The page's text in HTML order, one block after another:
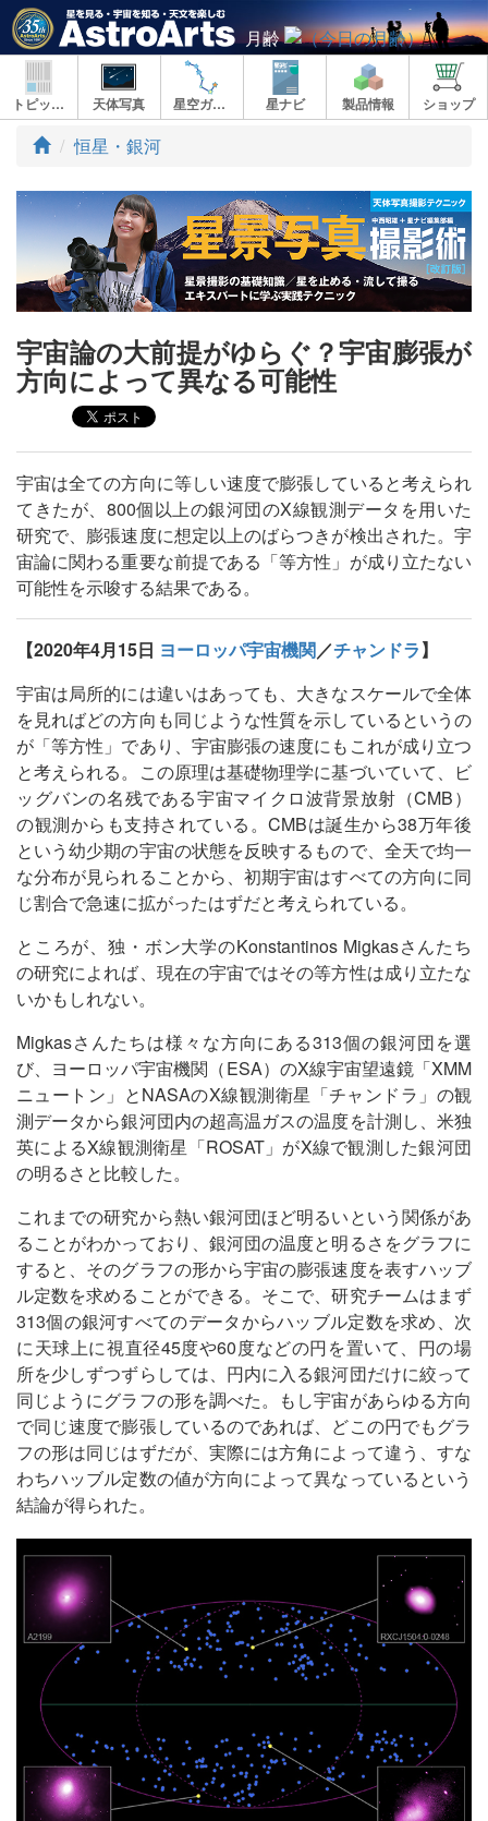
月齢
トピックス 天体写真 星空ガイド 星ナビ 製品情報 ショップ
ト
プ
恒星・銀河
宇宙論の大前提がゆらぐ？宇宙膨張が
方向によって異なる可能性
宇宙は全ての方向に等しい速度で膨張していると考えられ
てきたが、800個以上の銀河団のX線観測データを用いた
研究で、膨張速度に想定以上のばらつきが検出された。宇
宙論に関わる重要な前提である「等方性」が成り立たない
可能性を示唆する結果である。
【2020年4月15日 ヨーロッパ宇宙機関／チャンドラ】
宇宙は局所的には違いはあっても、大きなスケールで全体
を見ればどの方向も同じような性質を示しているというの
が「等方性」であり、宇宙膨張の速度にもこれが成り立つ
と考えられる。この原理は基礎物理学に基づいていて、ビ
ッグバンの名残である宇宙マイクロ波背景放射（CMB）
の観測からも支持されている。CMBは誕生から38万年後
という幼少期の宇宙の状態を反映するもので、全天で均一
な分布が見られることから、初期宇宙はすべての方向に同
じ割合で急速に拡がったはずだと考えられている。
ところが、独・ボン大学のKonstantinos Migkasさんたち
の研究によれば、現在の宇宙ではその等方性は成り立たな
いかもしれない。
Migkasさんたちは様々な方向にある313個の銀河団を選
び、ヨーロッパ宇宙機関（ESA）のX線宇宙望遠鏡「XMM
ニュートン」とNASAのX線観測衛星「チャンドラ」の観
測データから銀河団内の超高温ガスの温度を計測し、米独
英によるX線観測衛星「ROSAT」がX線で観測した銀河団
の明るさと比較した。
これまでの研究から熱い銀河団ほど明るいという関係があ
ることがわかっており、銀河団の温度と明るさをグラフに
すると、そのグラフの形から宇宙の膨張速度を表すハッブ
ル定数を求めることができる。そこで、研究チームはまず
313個の銀河すべてのデータからハッブル定数を求め、次
に天球上に視直径45度や60度などの円を置いて、円の場
所を少しずつずらしては、円内に入る銀河団だけに絞って
同じようにグラフの形を調べた。もし宇宙があらゆる方向
で同じ速度で膨張しているのであれば、どこの円でもグラ
フの形は同じはずだが、実際には方角によって違う、すな
わちハッブル定数の値が方向によって異なっているという
結論が得られた。